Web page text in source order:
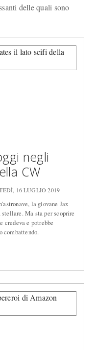
delle quali sono
negli
CW
16 LUGLIO 2019
la giovane Jax
Ma sta per scoprire
credeva e potrebbe